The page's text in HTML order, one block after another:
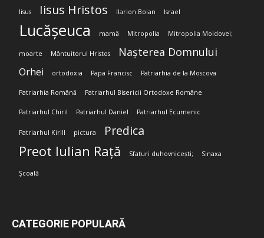
Iisus Iisus Hristos Ilarion Boian Israel
Lucășeuca mamă Mitropolia Mitropolia Moldovei;
moarte Mântuitorul Hristos Nașterea Domnului
Orhei ortodoxia Papa Francisc Patriarhia de la Moscova
Patriarhia Română Patriarhul Bisericii Ortodoxe Române
Patriarhul Chiril Patriarhul Daniel Patriarhul Ecumenic
Patriarhul Kirill pictura Predica
Preot Iulian Rață Sfaturi duhovnicești; Sinaxa
Școală
CATEGORIE POPULARĂ